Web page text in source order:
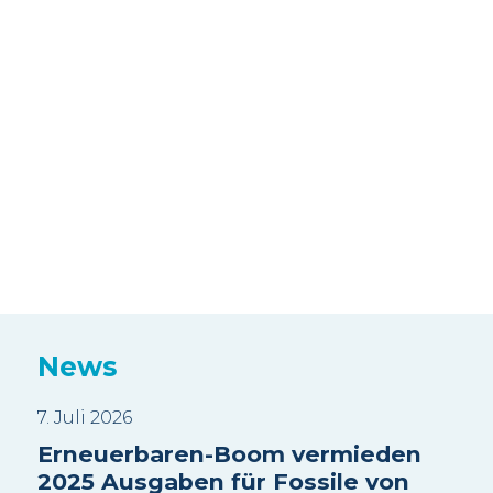
News
7. Juli 2026
Erneuerbaren-Boom vermieden
2025 Ausgaben für Fossile von